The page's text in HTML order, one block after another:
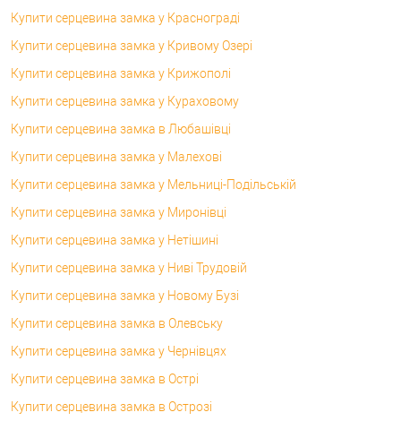
Купити серцевина замка у Краснограді
Купити серцевина замка у Кривому Озері
Купити серцевина замка у Крижополі
Купити серцевина замка у Кураховому
Купити серцевина замка в Любашівці
Купити серцевина замка у Малехові
Купити серцевина замка у Мельниці-Подільській
Купити серцевина замка у Миронівці
Купити серцевина замка у Нетішині
Купити серцевина замка у Ниві Трудовій
Купити серцевина замка у Новому Бузі
Купити серцевина замка в Олевську
Купити серцевина замка у Чернівцях
Купити серцевина замка в Острі
Купити серцевина замка в Острозі